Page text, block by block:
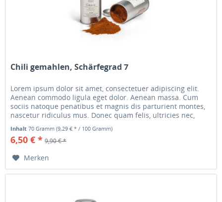
Chili gemahlen, Schärfegrad 7
Lorem ipsum dolor sit amet, consectetuer adipiscing elit.
Aenean commodo ligula eget dolor. Aenean massa. Cum
sociis natoque penatibus et magnis dis parturient montes,
nascetur ridiculus mus. Donec quam felis, ultricies nec,
pellentesque...
Inhalt70 Gramm(9,29 € * / 100 Gramm)
6,50 € * 9,90 € *
Merken